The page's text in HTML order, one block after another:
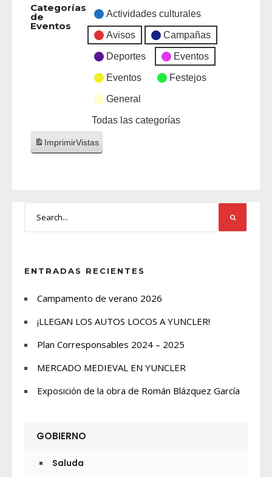
Categorías
de
Eventos
Actividades culturales
Avisos Campañas
Deportes Eventos
Eventos Festejos
General
Todas las categorías
ImprimirVistas
ENTRADAS RECIENTES
Campamento de verano 2026
¡LLEGAN LOS AUTOS LOCOS A YUNCLER!
Plan Corresponsables 2024 – 2025
MERCADO MEDIEVAL EN YUNCLER
Exposición de la obra de Román Blázquez García
GOBIERNO
Saluda